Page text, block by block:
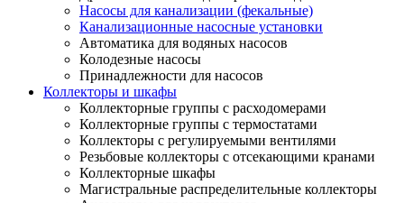
Насосы для канализации (фекальные)
Канализационные насосные установки
Автоматика для водяных насосов
Колодезные насосы
Принадлежности для насосов
Коллекторы и шкафы
Коллекторные группы с расходомерами
Коллекторные группы с термостатами
Коллекторы с регулируемыми вентилями
Резьбовые коллекторы с отсекающими кранами
Коллекторные шкафы
Магистральные распределительные коллекторы